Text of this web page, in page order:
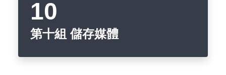
第十組 儲存媒體